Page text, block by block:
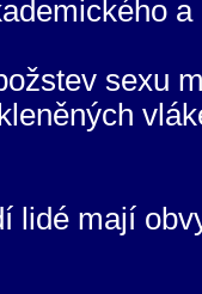
sexu
lidé mají